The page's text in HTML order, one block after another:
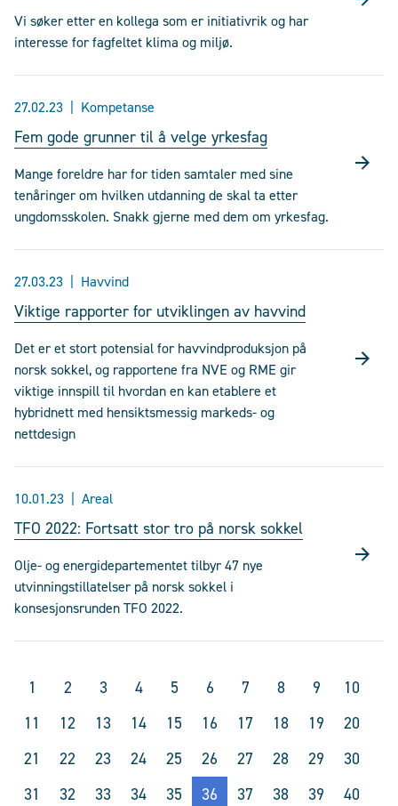
Vi søker etter en kollega som er initiativrik og har
interesse for fagfeltet klima og miljø.
27.02.23 Kompetanse
Fem gode grunner til å velge yrkesfag
Mange foreldre har for tiden samtaler med sine
tenåringer om hvilken utdanning de skal ta etter
ungdomsskolen. Snakk gjerne med dem om yrkesfag.
27.03.23 Havvind
Viktige rapporter for utviklingen av havvind
Det er et stort potensial for havvindproduksjon på
norsk sokkel, og rapportene fra NVE og RME gir
viktige innspill til hvordan en kan etablere et
hybridnett med hensiktsmessig markeds- og
nettdesign
10.01.23 Areal
TFO 2022: Fortsatt stor tro på norsk sokkel
Olje- og energidepartementet tilbyr 47 nye
utvinningstillatelser på norsk sokkel i
konsesjonsrunden TFO 2022.
1 2 3 4 5 6 7 8 9
10
11
12 13 14 15 16 17 18 19
20
21
22 23 24 25 26 27 28 29
30
31
32 33 34 35 36 37 38 39
40